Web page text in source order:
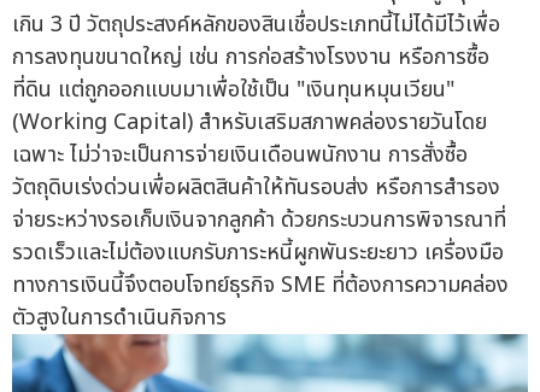
เกิน 3 ปี วัตถุประสงค์หลักของสินเชื่อประเภทนี้ไม่ได้มีไว้เพื่อ
การลงทุนขนาดใหญ่ เช่น การก่อสร้างโรงงาน หรือการซื้อ
ที่ดิน แต่ถูกออกแบบมาเพื่อใช้เป็น "เงินทุนหมุนเวียน"
(Working Capital) สำหรับเสริมสภาพคล่องรายวันโดย
เฉพาะ ไม่ว่าจะเป็นการจ่ายเงินเดือนพนักงาน การสั่งซื้อ
วัตถุดิบเร่งด่วนเพื่อผลิตสินค้าให้ทันรอบส่ง หรือการสำรอง
จ่ายระหว่างรอเก็บเงินจากลูกค้า ด้วยกระบวนการพิจารณาที่
รวดเร็วและไม่ต้องแบกรับภาระหนี้ผูกพันระยะยาว เครื่องมือ
ทางการเงินนี้จึงตอบโจทย์ธุรกิจ SME ที่ต้องการความคล่อง
ตัวสูงในการดำเนินกิจการ